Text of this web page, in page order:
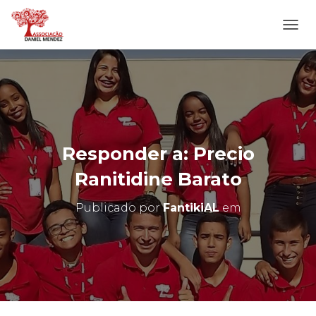
L
T
E
R
N
A
N
A
E
G
O
Responder a: Precio
Ranitidine Barato
Publicado porFantikiALem